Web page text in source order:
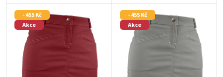
- 455 Kč
Akce
- 455 Kč
Akce